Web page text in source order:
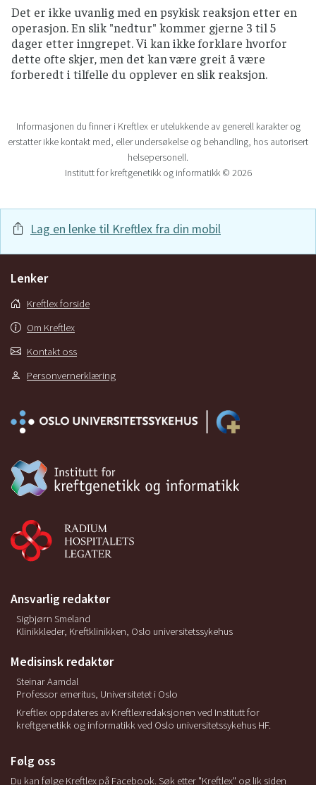
Det er ikke uvanlig med en psykisk reaksjon etter en
operasjon. En slik "nedtur" kommer gjerne 3 til 5
dager etter inngrepet. Vi kan ikke forklare hvorfor
dette ofte skjer, men det kan være greit å være
forberedt i tilfelle du opplever en slik reaksjon.
Informasjonen du finner i Kreftlex er utelukkende av generell karakter og
erstatter ikke kontakt med, eller undersøkelse og behandling, hos autorisert
helsepersonell.
Institutt for kreftgenetikk og informatikk © 2026
Lag en lenke til Kreftlex fra din mobil
Lenker
Kreftlex forside
Om Kreftlex
Kontakt oss
Personvernerklæring
Ansvarlig redaktør
Sigbjørn Smeland
Klinikkleder, Kreftklinikken, Oslo universitetssykehus
Medisinsk redaktør
Steinar Aamdal
Professor emeritus, Universitetet i Oslo
Kreftlex oppdateres av Kreftlexredaksjonen ved Institutt for
kreftgenetikk og informatikk ved Oslo universitetssykehus HF.
Følg oss
Du kan følge Kreftlex på Facebook. Søk etter "Kreftlex" og lik siden